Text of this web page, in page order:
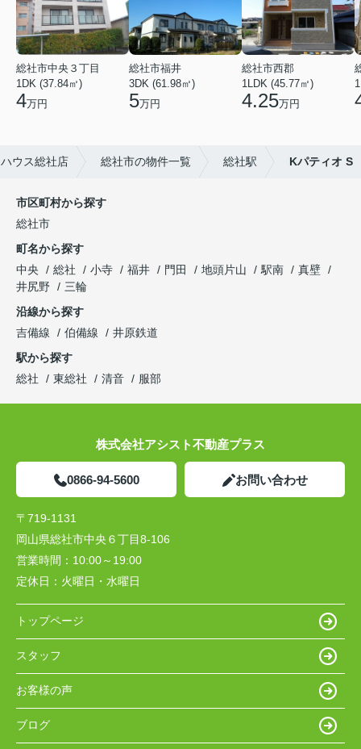
総社市中央３丁目
1DK (37.84㎡)
4万円
総社市福井
3DK (61.98㎡)
5万円
総社市西郡
1LDK (45.77㎡)
4.25万円
ウス総社店 総社市の物件一覧 総社駅 Kパティオ S
市区町村から探す
総社市
町名から探す
中央
総社 小寺 福井 門田 地頭片山 駅南
真壁
井尻野
三輪
沿線から探す
吉備線
伯備線
井原鉄道
駅から探す
総社
東総社 清音 服部
株式会社アシスト不動産プラス
0866-94-5600 お問い合わせ
〒719-1131
岡山県総社市中央６丁目8-106
営業時間： 10:00～19:00
定休日： 火曜日・水曜日
トップページ
スタッフ
お客様の声
ブログ